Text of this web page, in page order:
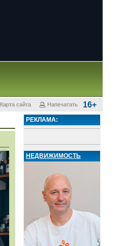
Карта сайта Напечатать 16+
РЕКЛАМА:
НЕДВИЖИМОСТЬ